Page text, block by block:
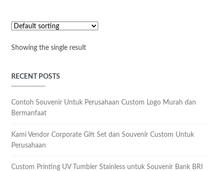
Showing the single result
RECENT POSTS
Contoh Souvenir Untuk Perusahaan Custom Logo Murah dan
Bermanfaat
Kami Vendor Corporate Gift Set dan Souvenir Custom Untuk
Perusahaan
Custom Printing UV Tumbler Stainless untuk Souvenir Bank BRI